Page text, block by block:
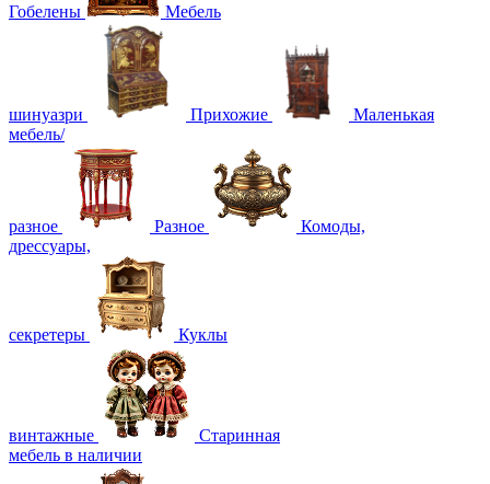
Гобелены Мебель
шинуазри Прихожие
Маленькая
мебель/
разное Разное
Комоды,
дрессуары,
секретеры Куклы
винтажные
Старинная
мебель в наличии